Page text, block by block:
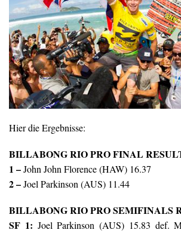
Hier die Ergebnisse:
BILLABONG RIO PRO FINAL
1 –John John Florence (HAW) 16.37
2 –Joel Parkinson (AUS) 11.44
BILLABONG RIO PRO SEMIFINALS
SF 1: Joel Parkinson (AUS) 15.83 def.